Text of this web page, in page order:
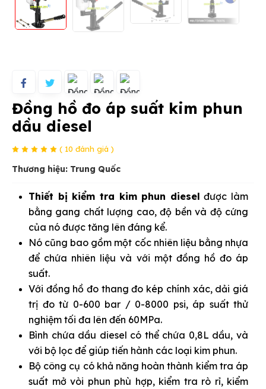
Đồng hồ đo áp suất kim phun
dầu diesel
( 10 đánh giá )
Thương hiệu: Trung Quốc
Thiết bị kiểm tra kim phun diesel được làm
bằng gang chất lượng cao, độ bền và độ cứng
của nó được tăng lên đáng kể.
Nó cũng bao gồm một cốc nhiên liệu bằng nhựa
để chứa nhiên liệu và với một đồng hồ đo áp
suất.
Với đồng hồ đo thang đo kép chính xác, dải giá
trị đo từ 0-600 bar / 0-8000 psi, áp suất thử
nghiệm tối đa lên đến 60MPa.
Bình chứa dầu diesel có thể chứa 0,8L dầu, và
với bộ lọc để giúp tiến hành các loại kim phun.
Bộ công cụ có khả năng hoàn thành kiểm tra áp
suất mở vòi phun phù hợp, kiểm tra rò rỉ, kiểm